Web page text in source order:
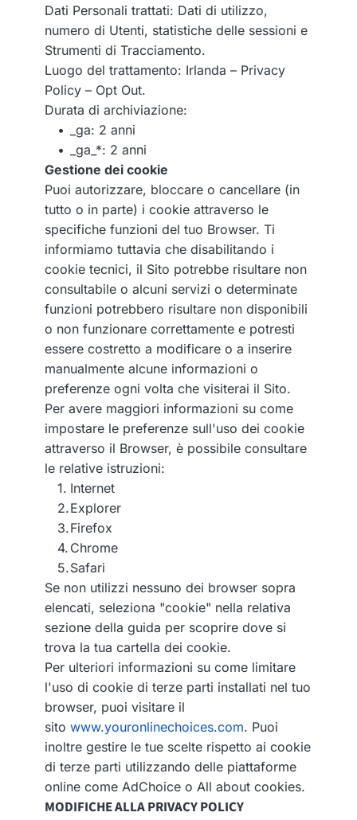
Dati Personali trattati: Dati di utilizzo,
numero di Utenti, statistiche delle sessioni e
Strumenti di Tracciamento.
Luogo del trattamento: Irlanda – Privacy
Policy– Opt Out.
Durata di archiviazione:
_ga: 2 anni
_ga_*: 2 anni
Gestione dei cookie
Puoi autorizzare, bloccare o cancellare (in
tutto o in parte) i cookie attraverso le
specifiche funzioni del tuo Browser. Ti
informiamo tuttavia che disabilitando i
cookie tecnici, il Sito potrebbe risultare non
consultabile o alcuni servizi o determinate
funzioni potrebbero risultare non disponibili
o non funzionare correttamente e potresti
essere costretto a modificare o a inserire
manualmente alcune informazioni o
preferenze ogni volta che visiterai il Sito.
Per avere maggiori informazioni su come
impostare le preferenze sull'uso dei cookie
attraverso il Browser, è possibile consultare
le relative istruzioni:
Internet
Explorer
Firefox
Chrome
Safari
Se non utilizzi nessuno dei browser sopra
elencati, seleziona "cookie" nella relativa
sezione della guida per scoprire dove si
trova la tua cartella dei cookie.
Per ulteriori informazioni su come limitare
l'uso di cookie di terze parti installati nel tuo
browser, puoi visitare il
sito www.youronlinechoices.com. Puoi
inoltre gestire le tue scelte rispetto ai cookie
di terze parti utilizzando delle piattaforme
online come AdChoice o All about cookies.
MODIFICHE ALLA PRIVACY POLICY